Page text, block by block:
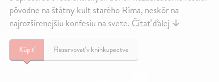
pôvodne na štátny kult starého Ríma, neskôr na
najrozšírenejšiu konfesiu na svete.Čítať ďalej↓
Kúpiť Rezervovať v kníhkupectve